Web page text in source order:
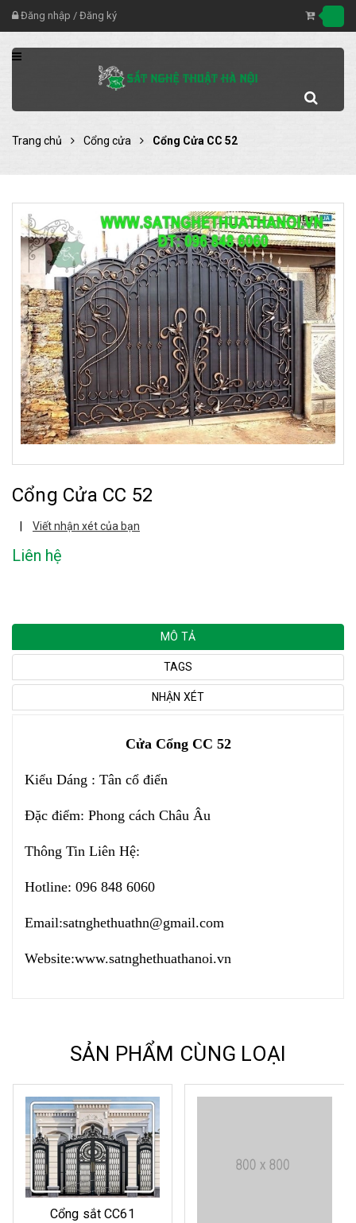
Đăng nhập / Đăng ký
Trang chủ Cổng cửa Cổng Cửa CC 52
Cổng Cửa CC 52
| Viết nhận xét của bạn
Liên hệ
MÔ TẢ
TAGS
NHẬN XÉT
Cửa Cổng CC 52
Kiểu Dáng : Tân cổ điển
Đặc điểm: Phong cách Châu Âu
Thông Tin Liên Hệ:
Hotline: 096 848 6060
Email:satnghethuathn@gmail.com
Website:www.satnghethuathanoi.vn
SẢN PHẨM CÙNG LOẠI
Cổng sắt CC61